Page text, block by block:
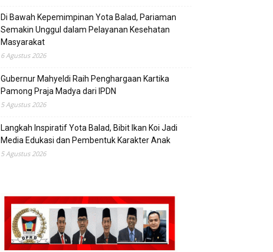
Di Bawah Kepemimpinan Yota Balad, Pariaman
Semakin Unggul dalam Pelayanan Kesehatan
Masyarakat
6 Agustus 2026
Gubernur Mahyeldi Raih Penghargaan Kartika
Pamong Praja Madya dari IPDN
5 Agustus 2026
Langkah Inspiratif Yota Balad, Bibit Ikan Koi Jadi
Media Edukasi dan Pembentuk Karakter Anak
5 Agustus 2026